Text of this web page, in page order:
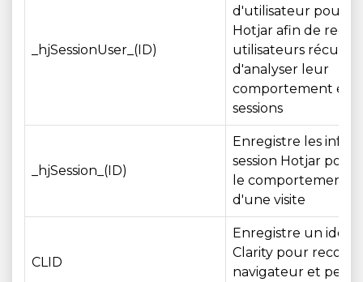
_hjSessionUser_(ID)
d'utilisateur pour
Hotjar afin de
utilisateurs
d'analyser leur
comportement
sessions
_hjSession_(ID)
Enregistre les
session Hotjar pour
le comportement
d'une visite
CLID
Enregistre un
Clarity pour
navigateur et